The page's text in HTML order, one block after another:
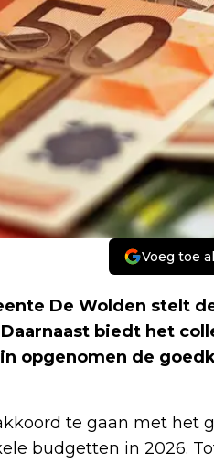
Voeg toe
De Wolden stelt
biedt het
opgenomen de
te gaan met het
budgetten in 2026.